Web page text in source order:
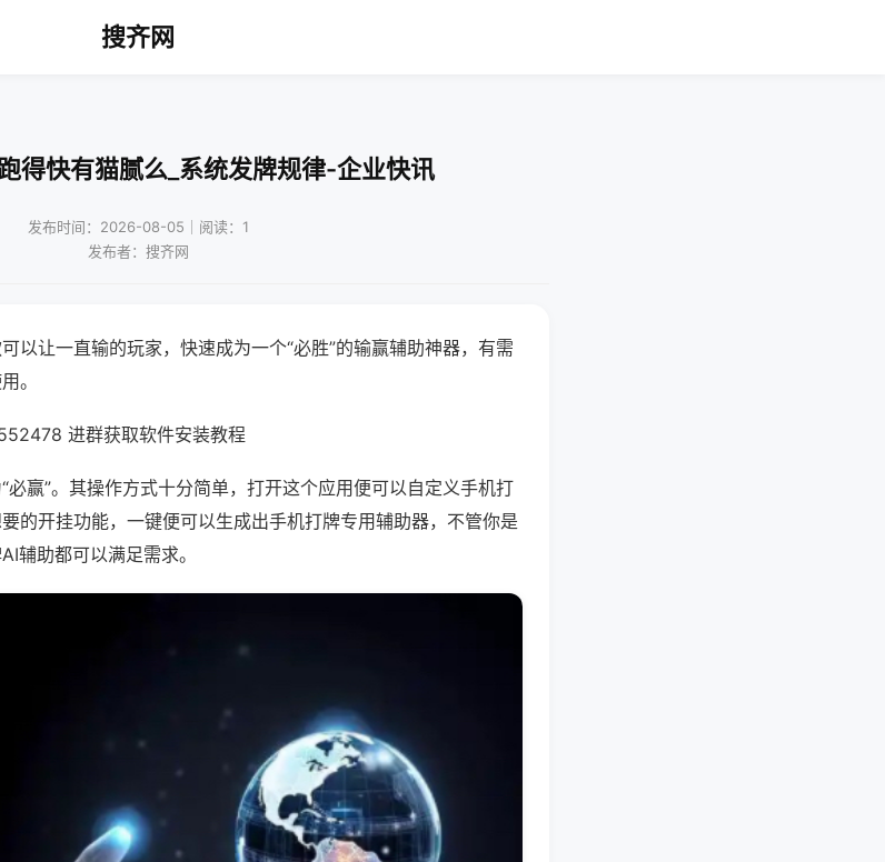
搜齐网
得快有猫腻么_系统发牌规律-企业快讯
发布时间：2026-08-05｜阅读：1
发布者：搜齐网
以让一直输的玩家，快速成为一个“必胜”的输赢辅助神器，有需
。
进群获取软件安装教程
必赢”。其操作方式十分简单，打开这个应用便可以自定义手机打
的开挂功能，一键便可以生成出手机打牌专用辅助器，不管你是
辅助都可以满足需求。